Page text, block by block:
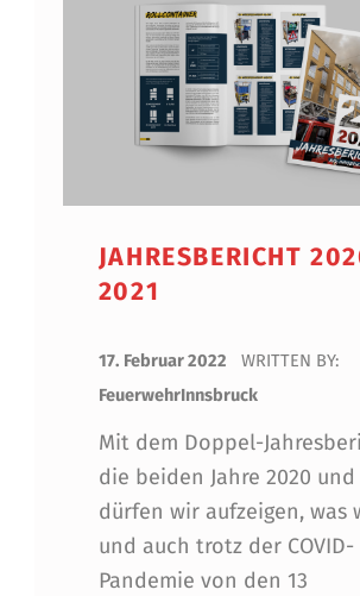
JAHRESBERICHT
2021
17. Februar 2022
WRITTEN BY:
FeuerwehrInnsbruck
Mit dem Doppel-
die beiden Jahre 2020 und
dürfen wir aufzeigen, was
und auch trotz der COVID-
Pandemie von den 13